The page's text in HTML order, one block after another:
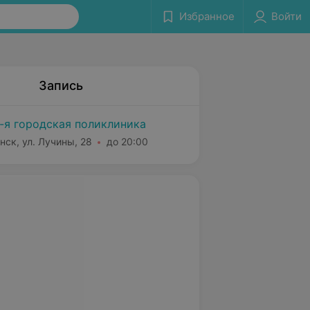
Избранное Войти
Запись
я городская поликлиника
ул. Лучины, 28 до 20:00